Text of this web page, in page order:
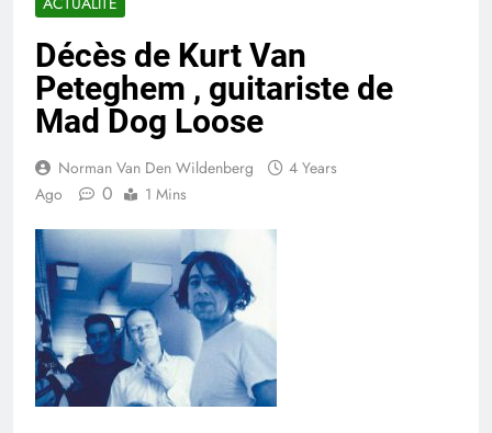
Décès de Kurt Van
Peteghem , guitariste de
Mad Dog Loose
Norman Van Den Wildenberg
4 Years
Ago
0 1 Mins